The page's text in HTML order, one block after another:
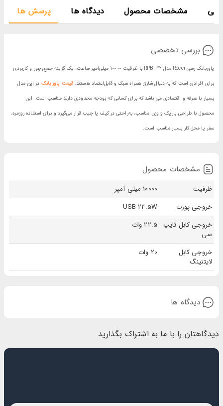
مشخصات محصول دیدگاه ها پرسش ها
بررسی تخصصی
پاوربانک رسی Recci مدل RPB-P12 با ظرفیت 10000 میلی‌آمپر ساعت، یک گزینه جمع‌وجور و کاربردی
برای افرادی است که به دنبال شارژر همراه سبک و قابل‌اعتماد هستند.قیمت پاور بانک در این مدل
بسیار با صرفه و اقتصادی می باشد که برای کسانی که بودجه محدودی دارند مناسب است. این
محصول با طراحی باریک و وزن مناسب، به‌راحتی در کیف یا جیب قرار می‌گیرد و برای استفاده روزمره،
سفر یا محل کار بسیار مناسب است.
مشخصات محصول
ظرفیت
10000 میلی آمپر
خروجی پورت
USB 22.5W
خروجی کابل تایپ
سی
22.5 وات
خروجی کابل
لایتنینگ
20 وات
دیدگاه ها
دیدگاهتان را با ما به اشتراک بگذارید